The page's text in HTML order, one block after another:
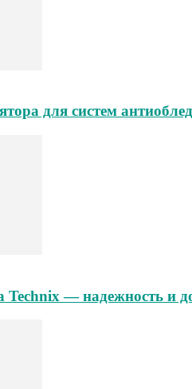
для систем
Technix — надежность и